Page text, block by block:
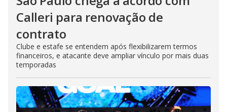
Calleri para renovação de
contrato
Clube e estafe se entendem após flexibilizarem termos
financeiros, e atacante deve ampliar vínculo por mais duas
temporadas